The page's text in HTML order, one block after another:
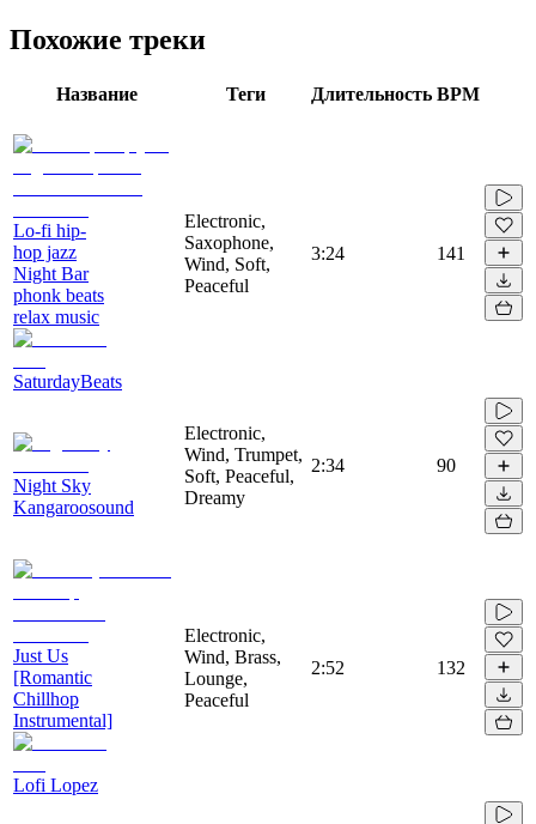
Похожие треки
Название Теги Длительность BPM
Lo-fi hip-
hop jazz
Night Bar
phonk beats
relax music
SaturdayBeats
Electronic,
Saxophone,
Wind, Soft,
Peaceful
3:24 141
Night Sky
Kangaroosound
Electronic,
Wind, Trumpet,
Soft, Peaceful,
Dreamy
2:34 90
Just Us
[Romantic
Chillhop
Instrumental]
Lofi Lopez
Electronic,
Wind, Brass,
Lounge,
Peaceful
2:52 132